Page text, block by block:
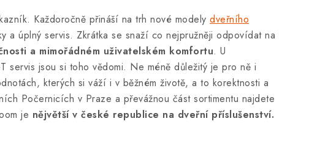
Každoročně přináší na trh nové modely dveřního
a úplný servis. Zkrátka se snaží co nejpružněji odpovídat na
a mimořádném uživatelském komfortu. U
servis jsou si toho vědomi. Ne méně důležitý je pro ně i
kterých si váží i v běžném životě, a to korektnosti a
Počernicích v Praze a převážnou část sortimentu najdete
je nějvětší v české republice na dveřní příslušenství.